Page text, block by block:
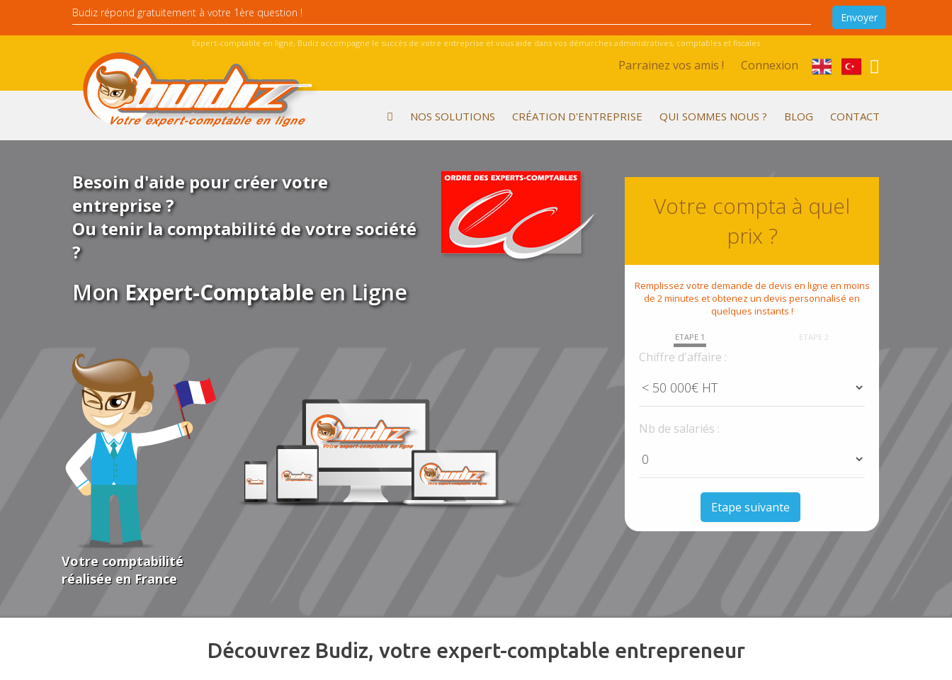
Expert-comptable en ligne, Budiz accompagne le succès de votre entreprise et vous aide dans vos démarches administratives, comptables et fiscales
Parrainez vos amis ! Connexion
NOS SOLUTIONS CRÉATION D'ENTREPRISE QUI SOMMES NOUS ? BLOG CONTACT
Besoin d'aide pour créer votre
entreprise ?
Ou tenir la comptabilité de votre société
?
Mon Expert-Comptableen Ligne
Votre comptabilité
réalisée en France
Votre compta à quel
prix ?
Remplissez votre demande de devis en ligne en moins
de 2 minutes et obtenez un devis personnalisé en
quelques instants !
ETAPE 1 ETAPE 2
Chiffre d'affaire :
Nb de salariés :
Etape suivante
Découvrez Budiz, votre expert-comptable entrepreneur